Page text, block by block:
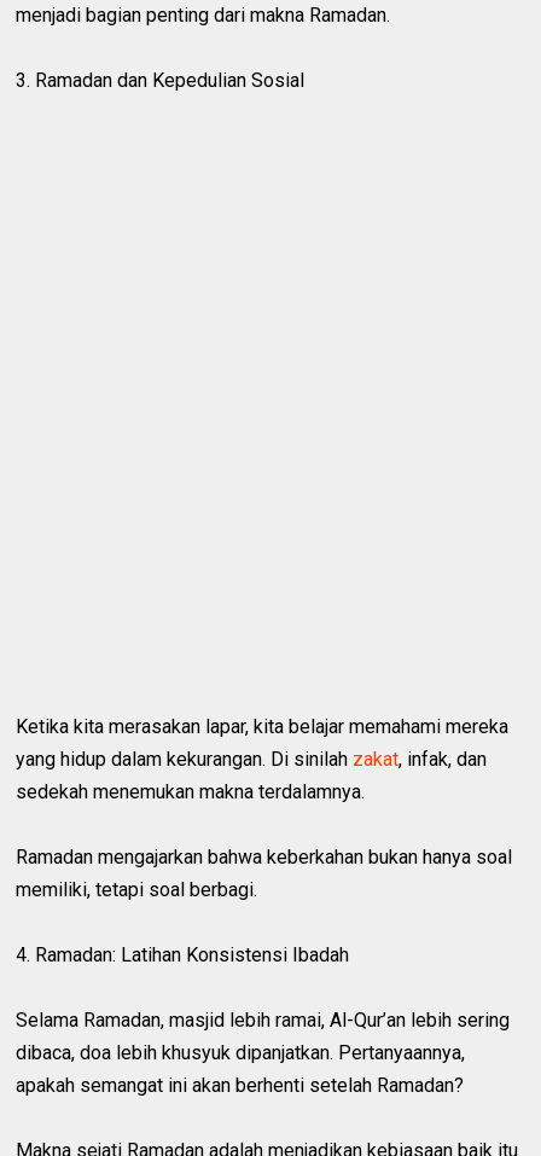
menjadi bagian penting dari makna Ramadan.
3. Ramadan dan Kepedulian Sosial
Ketika kita merasakan lapar, kita belajar memahami mereka
yang hidup dalam kekurangan. Di sinilah zakat, infak, dan
sedekah menemukan makna terdalamnya.
Ramadan mengajarkan bahwa keberkahan bukan hanya soal
memiliki, tetapi soal berbagi.
4. Ramadan: Latihan Konsistensi Ibadah
Selama Ramadan, masjid lebih ramai, Al-Qur’an lebih sering
dibaca, doa lebih khusyuk dipanjatkan. Pertanyaannya,
apakah semangat ini akan berhenti setelah Ramadan?
Makna sejati Ramadan adalah menjadikan kebiasaan baik itu